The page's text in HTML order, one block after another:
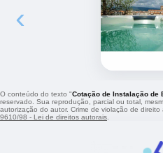
‹
O conteúdo do texto "Cotação de Instalação de
reservado. Sua reprodução, parcial ou total,
autorização do autor. Crime de violação de
9610/98 - Lei de direitos autorais